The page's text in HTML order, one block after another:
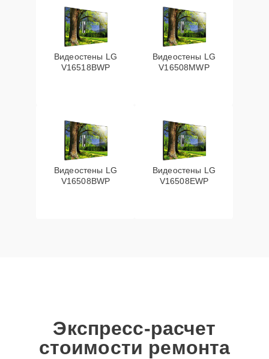
Видеостены LG
V16518BWP
Видеостены LG
V16508MWP
Видеостены LG
V16508BWP
Видеостены LG
V16508EWP
Экспресс-расчет
стоимости ремонта